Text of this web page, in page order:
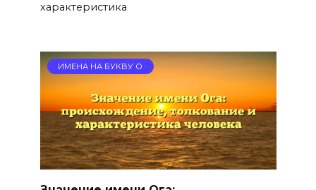
характеристика
ИМЕНА НА БУКВУ О